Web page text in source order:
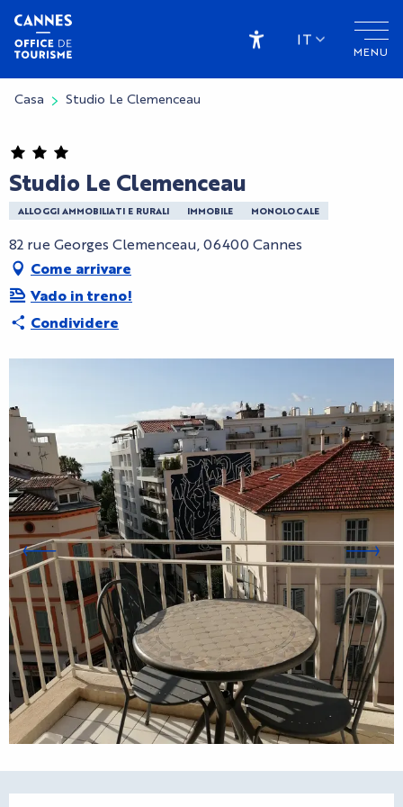
Aller
contenu
principal
MENU
Accessibilité
IT
Casa Studio Le Clemenceau
Studio Le Clemenceau
ALLOGGI AMMOBILIATI E RURALI IMMOBILE MONOLOCALE
82 rue Georges Clemenceau, 06400 Cannes
Come arrivare
Vado in treno!
Condividere